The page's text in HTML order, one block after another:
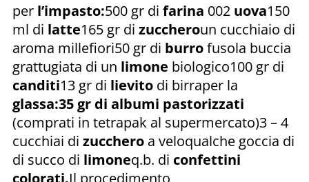
per l’impasto:500 gr di farina 002 uova150
ml di latte165 gr di zuccheroun cucchiaio di
aroma millefiori50 gr di burrofusola buccia
grattugiata di un limone biologico100 gr di
canditi13 gr di lievito di birraper la
glassa:35 gr di albumi pastorizzati
(comprati in tetrapak al supermercato)3 – 4
cucchiai di zucchero a veloqualche goccia di
di succo di limoneq.b. di confettini
colorati.Il procedimento